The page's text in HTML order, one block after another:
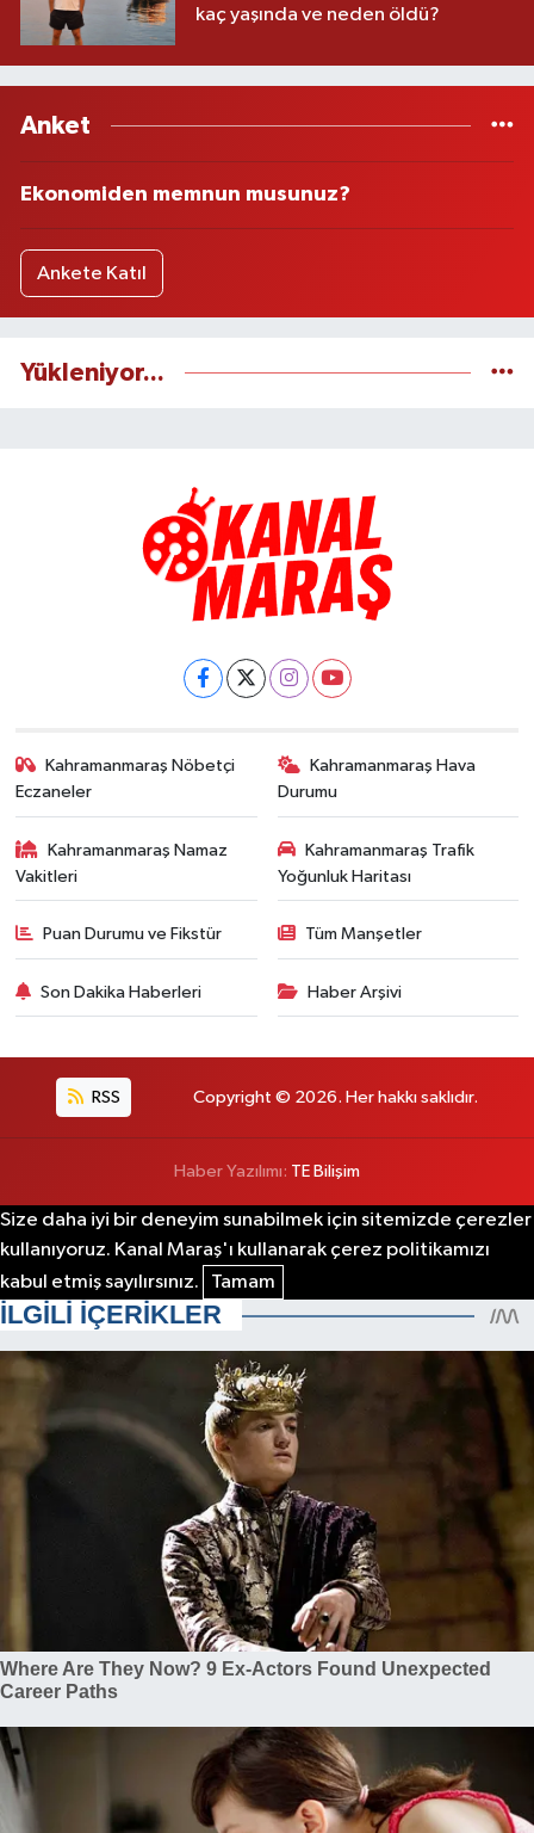
kaç yaşında ve neden öldü?
Anket
Ekonomiden memnun musunuz?
Ankete Katıl
Yükleniyor...
Kahramanmaraş Nöbetçi
Eczaneler
Kahramanmaraş Hava
Durumu
Kahramanmaraş Namaz
Vakitleri
Kahramanmaraş Trafik
Yoğunluk Haritası
Puan Durumu ve Fikstür Tüm Manşetler
Son Dakika Haberleri Haber Arşivi
RSS Copyright © 2026. Her hakkı saklıdır.
Haber Yazılımı: TE Bilişim
Size daha iyi bir deneyim sunabilmek için sitemizde çerezler
kullanıyoruz. Kanal Maraş'ı kullanarak çerez politikamızı
kabul etmiş sayılırsınız.
Tamam